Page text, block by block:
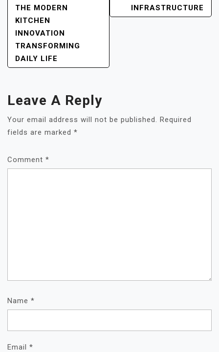
THE MODERN
KITCHEN
INNOVATION
TRANSFORMING
DAILY LIFE
INFRASTRUCTURE
Leave A Reply
Your email address will not be published. Required
fields are marked *
Comment *
Name *
Email *